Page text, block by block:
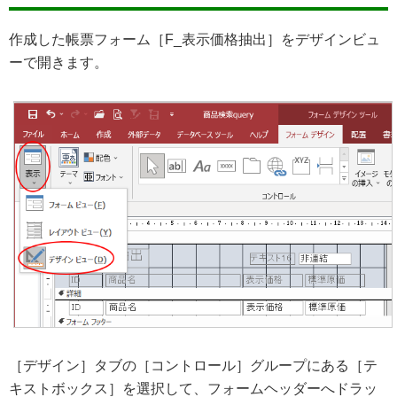
作成した帳票フォーム［F_表示価格抽出］をデザインビュ
ーで開きます。
［デザイン］タブの［コントロール］グループにある［テ
キストボックス］を選択して、フォームヘッダーへドラッ